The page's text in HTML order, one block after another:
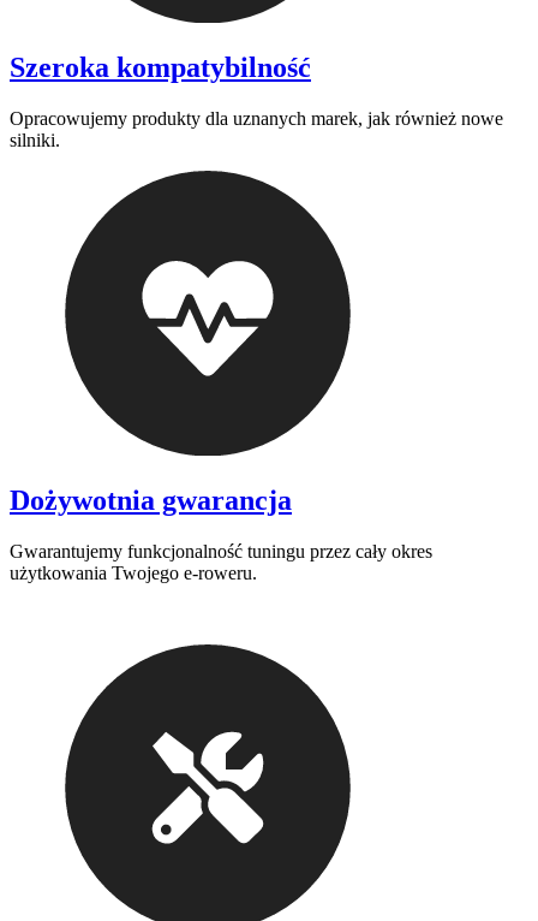
Szeroka kompatybilność
Opracowujemy produkty dla uznanych marek, jak również nowe
silniki.
Dożywotnia gwarancja
Gwarantujemy funkcjonalność tuningu przez cały okres
użytkowania Twojego e-roweru.